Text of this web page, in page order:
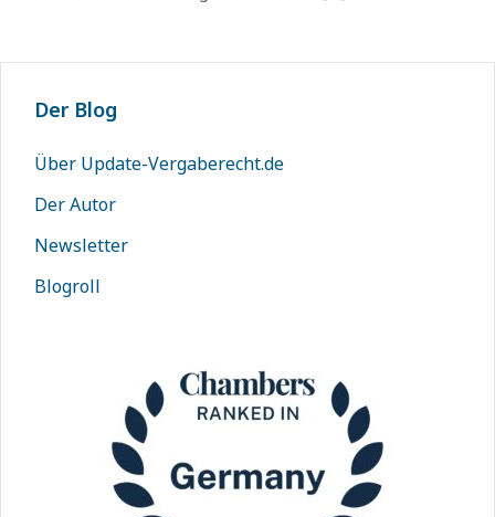
Der Blog
Über Update-Vergaberecht.de
Der Autor
Newsletter
Blogroll